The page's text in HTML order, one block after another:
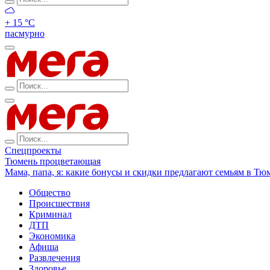
+ 15 °С
пасмурно
Спецпроекты
Тюмень процветающая
Мама, папа, я: какие бонусы и скидки предлагают семьям в
Общество
Происшествия
Криминал
ДТП
Экономика
Афиша
Развлечения